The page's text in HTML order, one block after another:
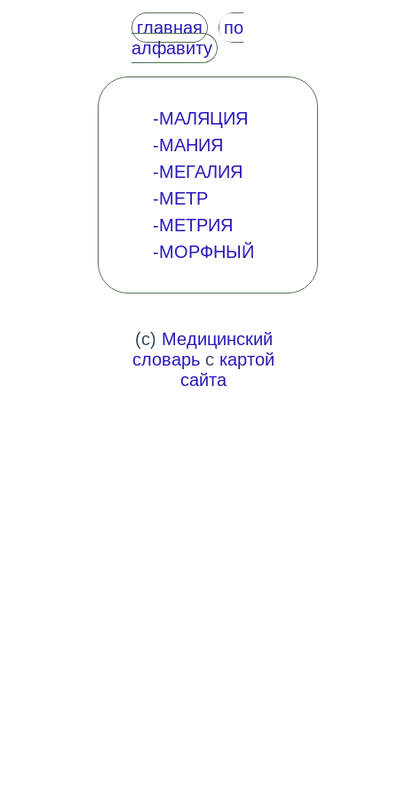
главная
по
алфавиту
-МАЛЯЦИЯ
-МАНИЯ
-МЕГАЛИЯ
-МЕТР
-МЕТРИЯ
-МОРФНЫЙ
(c) Медицинский
словарь с картой
сайта